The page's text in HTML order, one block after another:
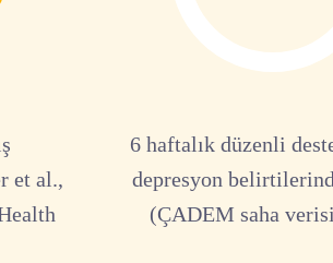
et al.,
6 haftalık düzenli
depresyon
(ÇADEM saha